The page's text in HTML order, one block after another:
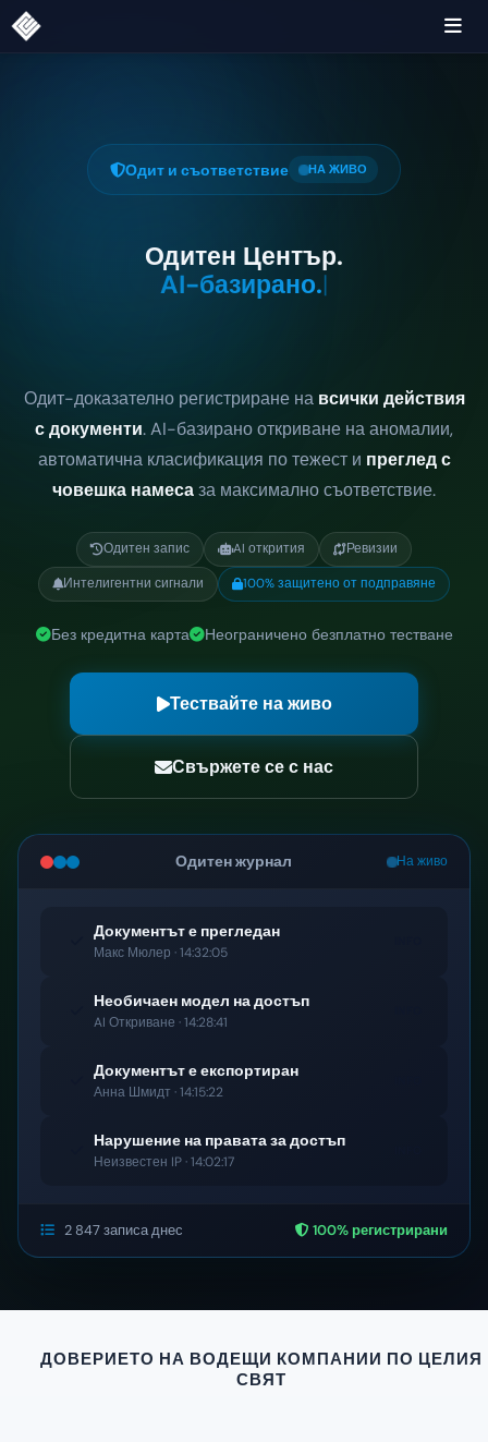
Одит и съответствие НА ЖИВО
Одитен Център.
AI-базирано.|
Одит-доказателно регистриране на всички действия
с документи. AI-базирано откриване на аномалии,
автоматична класификация по тежест и преглед с
човешка намесаза максимално съответствие.
Одитен запис AI открития Ревизии
Интелигентни сигнали 100% защитено от подправяне
Без кредитна карта Неограничено безплатно тестване
Тествайте на живо
Свържете се с нас
Одитен журнал На живо
Документът е прегледан
Макс Мюлер · 14:32:05
Необичаен модел на достъп
AI Откриване · 14:28:41
Документът е експортиран
Анна Шмидт · 14:15:22
Нарушение на правата за достъп
Неизвестен IP · 14:02:17
2 847 записа днес 100% регистрирани
ДОВЕРИЕТО НА ВОДЕЩИ КОМПАНИИ ПО ЦЕЛИЯ
СВЯТ